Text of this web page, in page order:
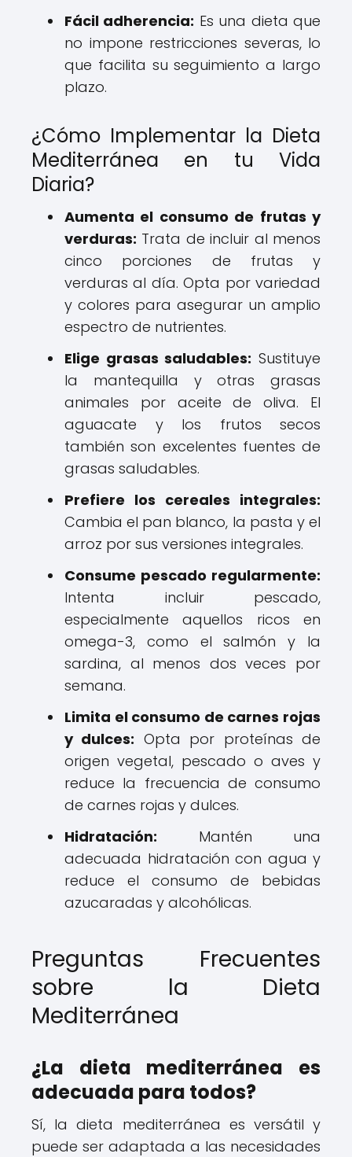
Fácil adherencia: Es una dieta que
no impone restricciones severas, lo
que facilita su seguimiento a largo
plazo.
¿Cómo Implementar la Dieta
Mediterránea en tu Vida
Diaria?
Aumenta el consumo de frutas y
verduras: Trata de incluir al menos
cinco porciones de frutas y
verduras al día. Opta por variedad
y colores para asegurar un amplio
espectro de nutrientes.
Elige grasas saludables: Sustituye
la mantequilla y otras grasas
animales por aceite de oliva. El
aguacate y los frutos secos
también son excelentes fuentes de
grasas saludables.
Prefiere los cereales integrales:
Cambia el pan blanco, la pasta y el
arroz por sus versiones integrales.
Consume pescado regularmente:
Intenta incluir pescado,
especialmente aquellos ricos en
omega-3, como el salmón y la
sardina, al menos dos veces por
semana.
Limita el consumo de carnes rojas
y dulces: Opta por proteínas de
origen vegetal, pescado o aves y
reduce la frecuencia de consumo
de carnes rojas y dulces.
Hidratación: Mantén una
adecuada hidratación con agua y
reduce el consumo de bebidas
azucaradas y alcohólicas.
Preguntas Frecuentes
sobre la Dieta
Mediterránea
¿La dieta mediterránea es
adecuada para todos?
Sí, la dieta mediterránea es versátil y
puede ser adaptada a las necesidades